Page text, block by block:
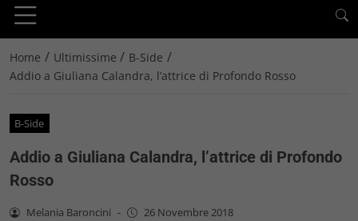
Home / Ultimissime / B-Side /
Addio a Giuliana Calandra, l’attrice di Profondo Rosso
B-Side
Addio a Giuliana Calandra, l’attrice di Profondo
Rosso
Melania Baroncini - 26 Novembre 2018